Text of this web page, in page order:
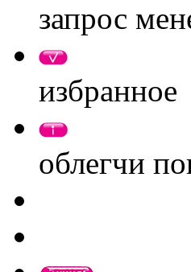
запрос
избранное
облегчи